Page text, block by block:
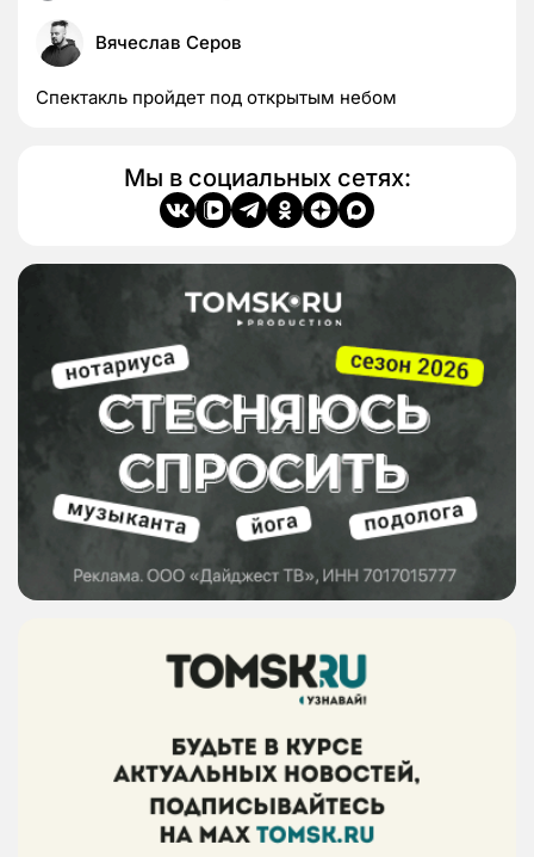
Вячеслав Серов
Спектакль пройдет под открытым небом
Мы в социальных сетях: